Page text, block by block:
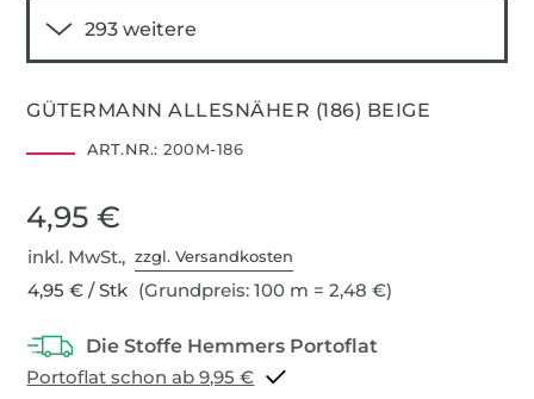
GÜTERMANN ALLESNÄHER (186) BEIGE
ART.NR.: 200M-186
4,95 €
inkl. MwSt.,zzgl. Versandkosten
4,95 € / Stk (Grundpreis: 100 m = 2,48 €)
Portoflat schon ab 9,95 €